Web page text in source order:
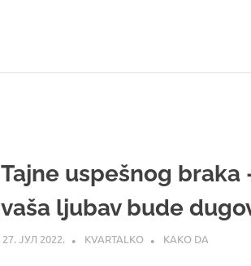
Tajne uspešnog braka
vaša ljubav bude
27. ЈУЛ 2022. KVARTALKO KAKO DA